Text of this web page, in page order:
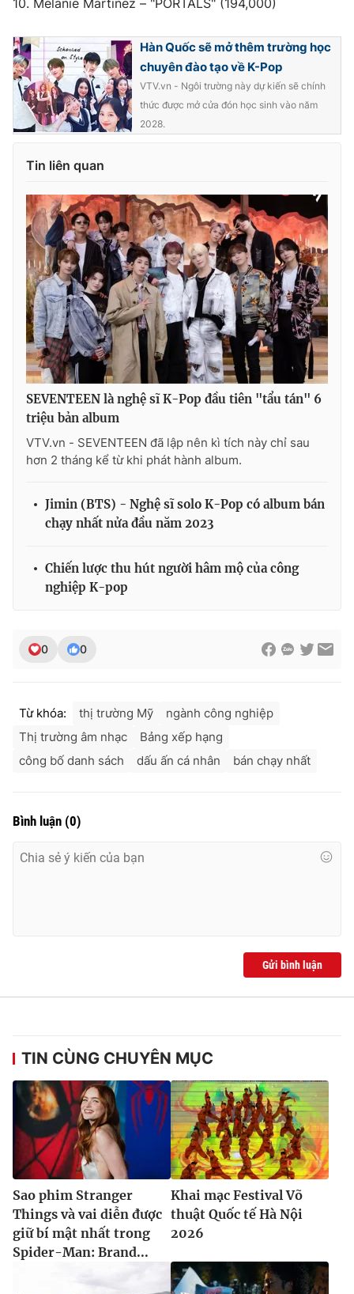
Hàn Quốc sẽ mở thêm trường học
chuyên đào tạo về K-Pop
VTV.vn - Ngôi trường này dự kiến sẽ chính
thức được mở cửa đón học sinh vào năm
2028.
Tin liên quan
SEVENTEEN là nghệ sĩ K-Pop đầu tiên "tẩu tán" 6
triệu bản album
VTV.vn - SEVENTEEN đã lập nên kì tích này chỉ sau
hơn 2 tháng kể từ khi phát hành album.
Jimin (BTS) - Nghệ sĩ solo K-Pop có album bán
chạy nhất nửa đầu năm 2023
Chiến lược thu hút người hâm mộ của công
nghiệp K-pop
0 0
Từ khóa: thị trường Mỹ
ngành công nghiệp
Thị trường âm nhạc
Bảng xếp hạng
công bố danh sách
dấu ấn cá nhân bán chạy nhất
Bình luận (0)
Gửi bình luận
TIN CÙNG CHUYÊN MỤC
Sao phim Stranger
Things và vai diễn được
giữ bí mật nhất trong
Spider-Man: Brand...
Khai mạc Festival Võ
thuật Quốc tế Hà Nội
2026